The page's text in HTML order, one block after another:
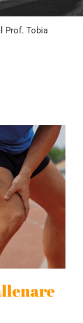
Prof. Tobia